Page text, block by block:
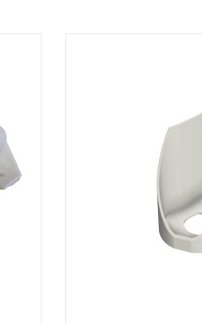
som
att administrera
att övervaka,
dem till ett populärt val för